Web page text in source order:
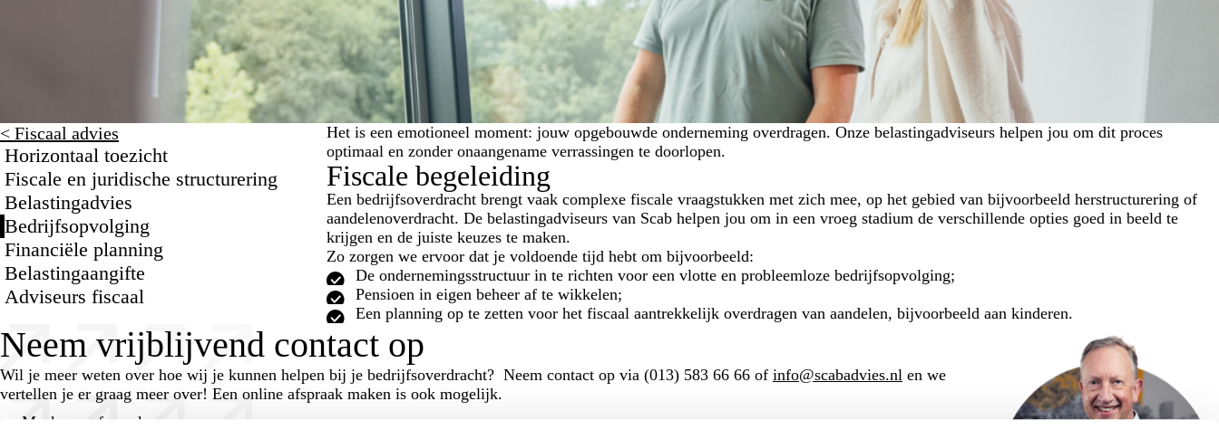
< Fiscaal advies
Horizontaal toezicht
Fiscale en juridische structurering
Belastingadvies
Bedrijfsopvolging
Financiële planning
Belastingaangifte
Adviseurs fiscaal
Het is een emotioneel moment: jouw opgebouwde onderneming overdragen. Onze belastingadviseurs helpen jou om dit proces
optimaal en zonder onaangename verrassingen te doorlopen.
Fiscale begeleiding
Een bedrijfsoverdracht brengt vaak complexe fiscale vraagstukken met zich mee, op het gebied van bijvoorbeeld herstructurering of
aandelenoverdracht. De belastingadviseurs van Scab helpen jou om in een vroeg stadium de verschillende opties goed in beeld te
krijgen en de juiste keuzes te maken.
Zo zorgen we ervoor dat je voldoende tijd hebt om bijvoorbeeld:
De ondernemingsstructuur in te richten voor een vlotte en probleemloze bedrijfsopvolging;
Pensioen in eigen beheer af te wikkelen;
Een planning op te zetten voor het fiscaal aantrekkelijk overdragen van aandelen, bijvoorbeeld aan kinderen.
Neem vrijblijvend contact op
Wil je meer weten over hoe wij je kunnen helpen bij je bedrijfsoverdracht? Neem contact op via (013) 583 66 66 of info@scabadvies.nl en we
vertellen je er graag meer over! Een online afspraak maken is ook mogelijk.
Maak een afspraak